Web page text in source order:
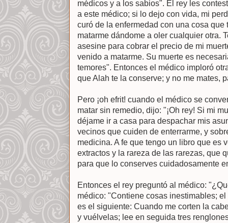
médicos y a los sabios". El rey les
a este médico; si lo dejo con vida, mi
curó de la enfermedad con una cosa
matarme dándome a oler cualquier otra.
asesine para cobrar el precio de mi
venido a matarme. Su muerte es
temores". Entonces el médico imploró
que Alah te la conserve; y no me mates,
Pero ¡oh efrit! cuando el médico se
matar sin remedio, dijo: "¡Oh rey! Si mi
déjame ir a casa para despachar mis
vecinos que cuiden de enterrarme, y
medicina. A fe que tengo un libro que es
extractos y la rareza de las rarezas, que
para que lo conserves cuidadosamente
Entonces el rey preguntó al médico:
médico: "Contiene cosas inestimables;
es el siguiente: Cuando me corten la
y vuélvelas; lee en seguida tres